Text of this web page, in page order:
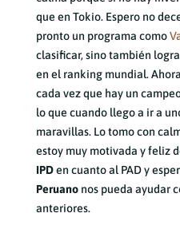
que en Tokio. Espero no
pronto un programa como
clasificar, sino también
en el ranking mundial.
cada vez que hay un
lo que cuando llego a ir a
maravillas. Lo tomo con
estoy muy motivada y feliz
IPDen cuanto al PAD y
Peruanonos pueda ayudar
anteriores.